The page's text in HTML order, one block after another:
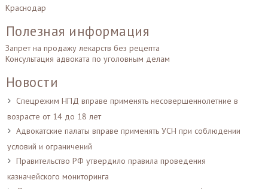
Краснодар
Полезная информация
Запрет на продажу лекарств без рецепта
Консультация адвоката по уголовным делам
Новости
Спецрежим НПД вправе применять несовершеннолетние в
возрасте от 14 до 18 лет
Адвокатские палаты вправе применять УСН при соблюдении
условий и ограничений
Правительство РФ утвердило правила проведения
казначейского мониторинга